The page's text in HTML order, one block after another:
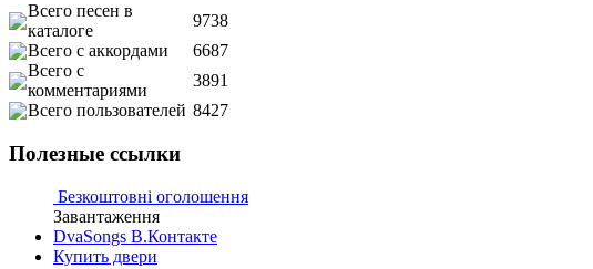
Всего песен в
каталоге
9738
Всего с аккордами
6687
Всего с
комментариями
3891
Всего пользователей 8427
Полезные ссылки
Безкоштовні оголошення
Завантаження
DvaSongs В.Контакте
Купить двери